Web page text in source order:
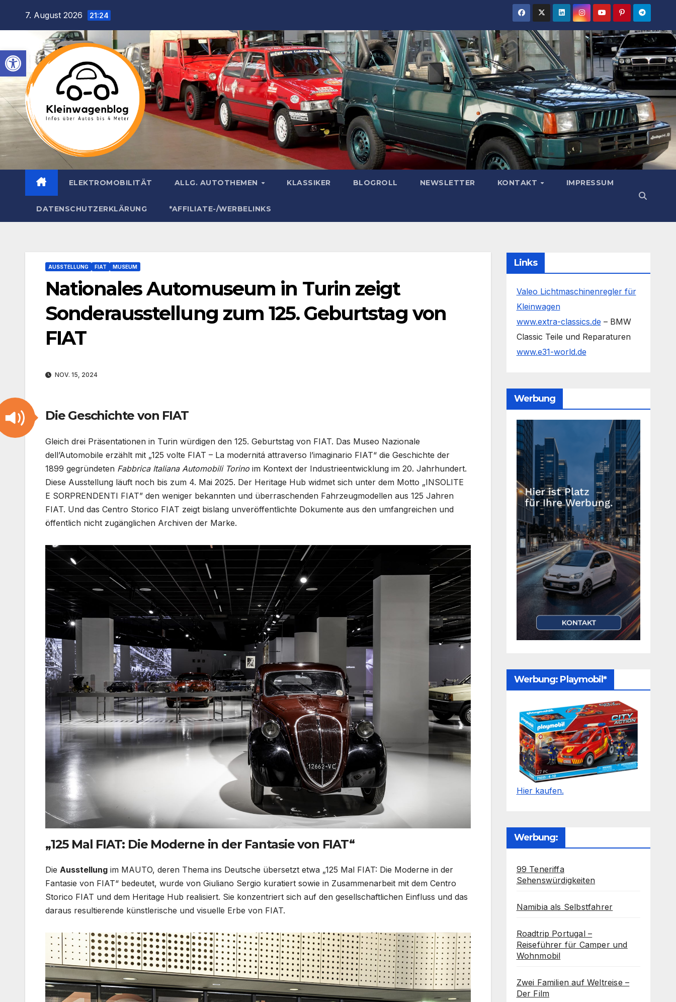
Werkzeugleiste öffnen
springen7. August 2026 21:24
ELEKTROMOBILITÄT ALLG. AUTOTHEMEN KLASSIKER BLOGROLL NEWSLETTER KONTAKT IMPRESSUM
DATENSCHUTZERKLÄRUNG *AFFILIATE-/WERBELINKS
AUSSTELLUNG FIAT MUSEUM
Nationales Automuseum in Turin zeigt
Sonderausstellung zum 125. Geburtstag von
FIAT
NOV. 15, 2024
Die Geschichte von FIAT
Gleich drei Präsentationen in Turin würdigen den 125. Geburtstag von FIAT. Das Museo Nazionale
dell’Automobile erzählt mit „125 volte FIAT – La modernitá attraverso l’imaginario FIAT“ die Geschichte der
1899 gegründeten Fabbrica Italiana Automobili Torino im Kontext der Industrieentwicklung im 20. Jahrhundert.
Diese Ausstellung läuft noch bis zum 4. Mai 2025. Der Heritage Hub widmet sich unter dem Motto „INSOLITE
E SORPRENDENTI FIAT” den weniger bekannten und überraschenden Fahrzeugmodellen aus 125 Jahren
FIAT. Und das Centro Storico FIAT zeigt bislang unveröffentlichte Dokumente aus den umfangreichen und
öffentlich nicht zugänglichen Archiven der Marke.
„125 Mal FIAT: Die Moderne in der Fantasie von FIAT“
Die Ausstellung im MAUTO, deren Thema ins Deutsche übersetzt etwa „125 Mal FIAT: Die Moderne in der
Fantasie von FIAT“ bedeutet, wurde von Giuliano Sergio kuratiert sowie in Zusammenarbeit mit dem Centro
Storico FIAT und dem Heritage Hub realisiert. Sie konzentriert sich auf den gesellschaftlichen Einfluss und das
daraus resultierende künstlerische und visuelle Erbe von FIAT.
Links
Valeo Lichtmaschinenregler für
Kleinwagen
www.extra-classics.de – BMW
Classic Teile und Reparaturen
www.e31-world.de
Werbung
Werbung: Playmobil*
Hier kaufen.
Werbung:
99 Teneriffa
Sehenswürdigkeiten
Namibia als Selbstfahrer
Roadtrip Portugal –
Reiseführer für Camper und
Wohnmobil
Zwei Familien auf Weltreise –
Der Film